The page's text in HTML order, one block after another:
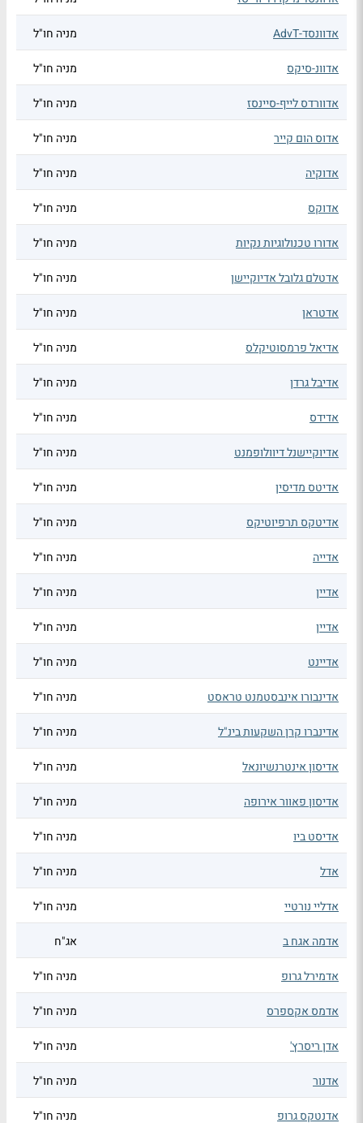
אדוונסד-AdvT מניה חו"ל
אדוונ-סיקס מניה חו"ל
אדוורדס לייף-סיינסז מניה חו"ל
אדוס הום קייר מניה חו"ל
אדוקיה מניה חו"ל
אדוקס מניה חו"ל
אדורו טכנולוגיות נקיות מניה חו"ל
אדטלם גלובל אדיוקיישן מניה חו"ל
אדטראן מניה חו"ל
אדיאל פרמסוטיקלס מניה חו"ל
אדיבל גרדן מניה חו"ל
אדידס מניה חו"ל
אדיוקיישנל דיוולופמנט מניה חו"ל
אדיטס מדיסין מניה חו"ל
אדיטקס תרפיוטיקס מניה חו"ל
אדייה מניה חו"ל
אדיין מניה חו"ל
אדיין מניה חו"ל
אדיינט מניה חו"ל
אדינבורו אינבסטמנט טראסט מניה חו"ל
אדינברו קרן השקעות בינ"ל מניה חו"ל
אדיסון אינטרנשיונאל מניה חו"ל
אדיסון פאוור אירופה מניה חו"ל
אדיסט ביו מניה חו"ל
אדל מניה חו"ל
אדליי נורטיי מניה חו"ל
אדמה אגח ב אג"ח
אדמירל גרופ מניה חו"ל
אדמס אקספרס מניה חו"ל
אדן ריסרץ' מניה חו"ל
אדנור מניה חו"ל
אדנטקס גרופ מניה חו"ל